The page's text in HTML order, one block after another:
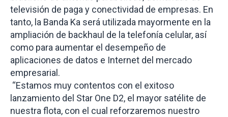
televisión de paga y conectividad de empresas. En
tanto, la Banda Ka será utilizada mayormente en la
ampliación de backhaul de la telefonía celular, así
como para aumentar el desempeño de
aplicaciones de datos e Internet del mercado
empresarial.
“Estamos muy contentos con el exitoso
lanzamiento del Star One D2, el mayor satélite de
nuestra flota, con el cual reforzaremos nuestro